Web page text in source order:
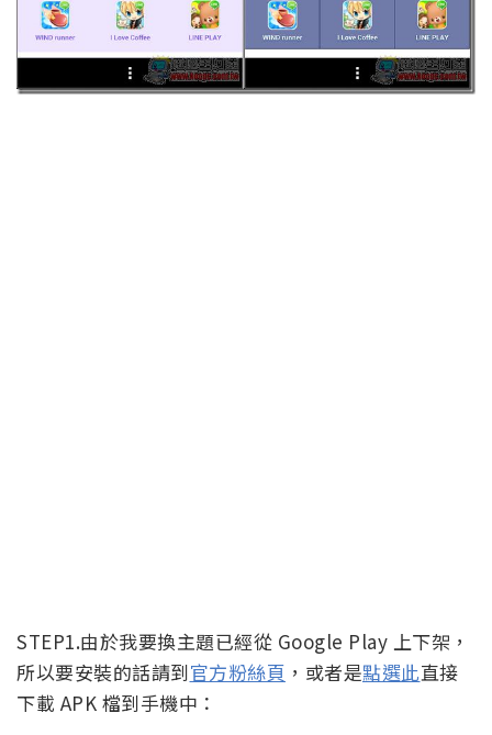
STEP1.由於我要換主題已經從 Google Play 上下架，
所以要安裝的話請到官方粉絲頁 ，或者是點選此直接
下載 APK 檔到手機中：